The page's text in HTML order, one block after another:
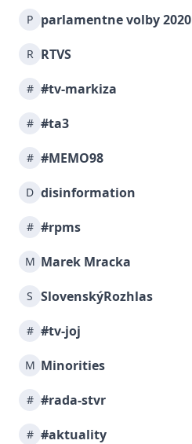
P parlamentne volby 2020
R RTVS
# #tv-markiza
# #ta3
# #MEMO98
D disinformation
# #rpms
M Marek Mracka
S SlovenskýRozhlas
# #tv-joj
M Minorities
# #rada-stvr
# #aktuality